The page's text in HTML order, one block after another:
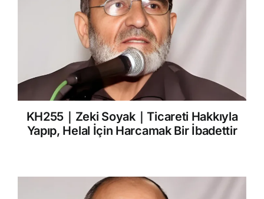
KH255｜Zeki Soyak｜Ticareti Hakkıyla
Yapıp, Helal İçin Harcamak Bir İbadettir